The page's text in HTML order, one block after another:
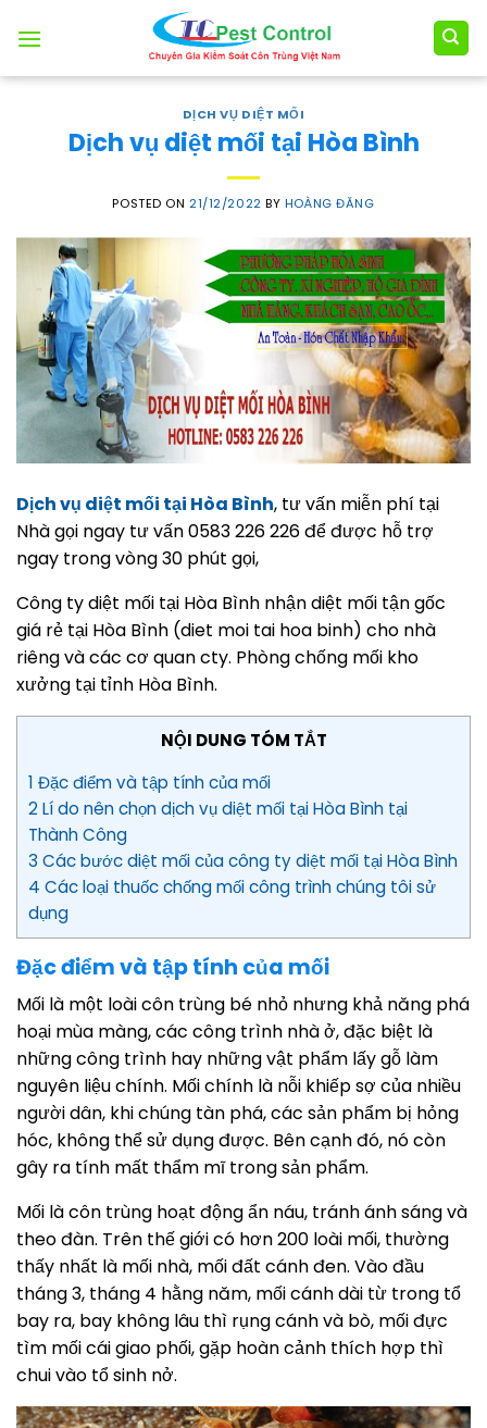
DỊCH VỤ DIỆT MỐI
Dịch vụ diệt mối tại Hòa Bình
POSTED ON 21/12/2022 BY HOÀNG ĐĂNG
Dịch vụ diệt mối tại Hòa Bình, tư vấn miễn phí tại
Nhà gọi ngay tư vấn 0583 226 226 để được hỗ trợ
ngay trong vòng 30 phút gọi,
Công ty diệt mối tại Hòa Bình nhận diệt mối tận gốc
giá rẻ tại Hòa Bình (diet moi tai hoa binh) cho nhà
riêng và các cơ quan cty. Phòng chống mối kho
xưởng tại tỉnh Hòa Bình.
NỘI DUNG TÓM TẮT
1 Đặc điểm và tập tính của mối
2 Lí do nên chọn dịch vụ diệt mối tại Hòa Bình tại
Thành Công
3 Các bước diệt mối của công ty diệt mối tại Hòa Bình
4 Các loại thuốc chống mối công trình chúng tôi sử
dụng
Đặc điểm và tập tính của mối
Mối là một loài côn trùng bé nhỏ nhưng khả năng phá
hoại mùa màng, các công trình nhà ở, đặc biệt là
những công trình hay những vật phẩm lấy gỗ làm
nguyên liệu chính. Mối chính là nỗi khiếp sợ của nhiều
người dân, khi chúng tàn phá, các sản phẩm bị hỏng
hóc, không thể sử dụng được. Bên cạnh đó, nó còn
gây ra tính mất thẩm mĩ trong sản phẩm.
Mối là côn trùng hoạt động ẩn náu, tránh ánh sáng và
theo đàn. Trên thế giới có hơn 200 loài mối, thường
thấy nhất là mối nhà, mối đất cánh đen. Vào đầu
tháng 3, tháng 4 hằng năm, mối cánh dài từ trong tổ
bay ra, bay không lâu thì rụng cánh và bò, mối đực
tìm mối cái giao phối, gặp hoàn cảnh thích hợp thì
chui vào tổ sinh nở.